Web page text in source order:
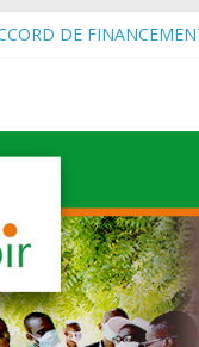
l’État, S.E le
le Général de
aux économies en
les ministres en